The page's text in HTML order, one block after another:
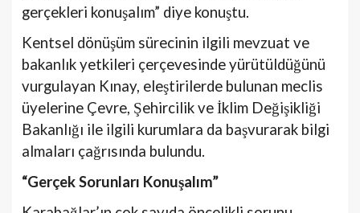
gerçekleri konuşalım” diye konuştu.
Kentsel dönüşüm sürecinin ilgili mevzuat ve
bakanlık yetkileri çerçevesinde yürütüldüğünü
vurgulayan Kınay, eleştirilerde bulunan meclis
üyelerine Çevre, Şehircilik ve İklim Değişikliği
Bakanlığı ile ilgili kurumlara da başvurarak bilgi
almaları çağrısında bulundu.
“Gerçek Sorunları Konuşalım”